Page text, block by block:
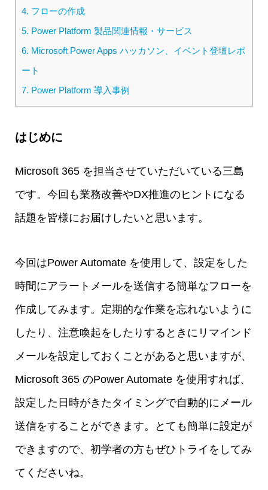
4. フローの作成
5. Power Platform 製品関連情報・サービス
6. Microsoft Power Apps ハッカソン、イベント登壇レポ
ート
7. Power Platform 導入事例
はじめに
Microsoft 365 を担当させていただいている三島
です。今回も業務改善やDX推進のヒントになる
話題を皆様にお届けしたいと思います。
今回はPower Automate を使用して、設定をした
時間にアラートメールを送信する簡単なフローを
作成してみます。定期的な作業を忘れないように
したり、注意喚起をしたりするときにリマインド
メールを設定しておくことがあると思いますが、
Microsoft 365 のPower Automate を使用すれば、
設定した日時がきたタイミングで自動的にメール
送信をすることができます。とても簡単に設定が
できますので、初学者の方もぜひトライをしてみ
てくださいね。